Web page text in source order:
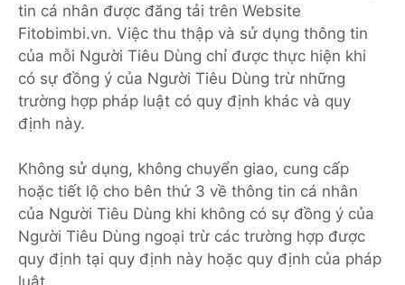
tin cá nhân được đăng tải trên Website
Fitobimbi.vn. Việc thu thập và sử dụng thông tin
của mỗi Người Tiêu Dùng chỉ được thực hiện khi
có sự đồng ý của Người Tiêu Dùng trừ những
trường hợp pháp luật có quy định khác và quy
định này.
Không sử dụng, không chuyển giao, cung cấp
hoặc tiết lộ cho bên thứ 3 về thông tin cá nhân
của Người Tiêu Dùng khi không có sự đồng ý của
Người Tiêu Dùng ngoại trừ các trường hợp được
quy định tại quy định này hoặc quy định của pháp
luật.